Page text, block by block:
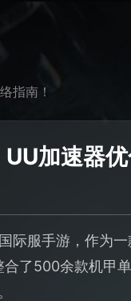
指南！
加速器优
服手游，作为
了500余款机甲